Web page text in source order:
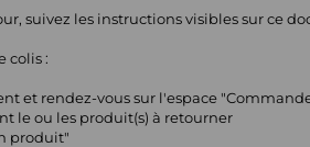
suivez les instructions visibles sur ce
colis :
et rendez-vous sur l'espace
le ou les produit(s) à retourner
produit"